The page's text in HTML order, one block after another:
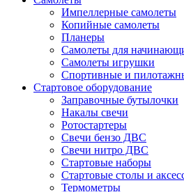
Импеллерные самолеты
Копийные самолеты
Планеры
Самолеты для
Самолеты игрушки
Спортивные и
Стартовое оборудование
Заправочные бутылочки
Накалы свечи
Ротостартеры
Свечи бензо ДВС
Свечи нитро ДВС
Стартовые наборы
Стартовые столы и
Термометры